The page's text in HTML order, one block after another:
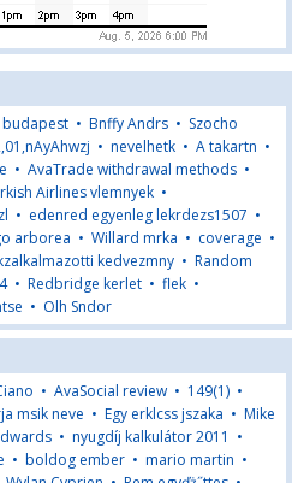
budapest • Bnffy Andrs • Szocho
• nevelhetk • A takartn •
• AvaTrade withdrawal methods •
Airlines vlemnyek •
• edenred egyenleg lekrdezs1507 •
arborea • Willard mrka • coverage •
kedvezmny • Random
• Redbridge kerlet • flek •
• Olh Sndor
• AvaSocial review • 149(1) •
msik neve • Egy erklcss jszaka • Mike
• nyugdíj kalkulátor 2011 •
• boldog ember • mario martin •